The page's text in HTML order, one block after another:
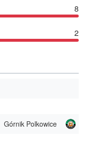
8
2
Górnik Polkowice